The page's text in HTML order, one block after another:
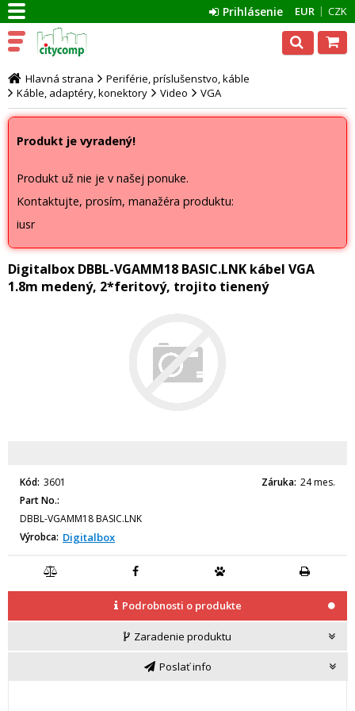
EUR CZK
Prihlásenie
Hlavná strana
Periférie, príslušenstvo, káble
Káble, adaptéry, konektory
Video VGA
Produkt je vyradený!
Produkt už nie je v našej ponuke.
Kontaktujte, prosím, manažéra produktu:
iusr
Digitalbox DBBL-VGAMM18 BASIC.LNK kábel VGA
1.8m medený, 2*feritový, trojito tienený
Kód 3601
Part No.
DBBL-VGAMM18 BASIC.LNK
Výrobca Digitalbox
Záruka 24 mes.
Podrobnosti o produkte
Zaradenie produktu
Poslať info